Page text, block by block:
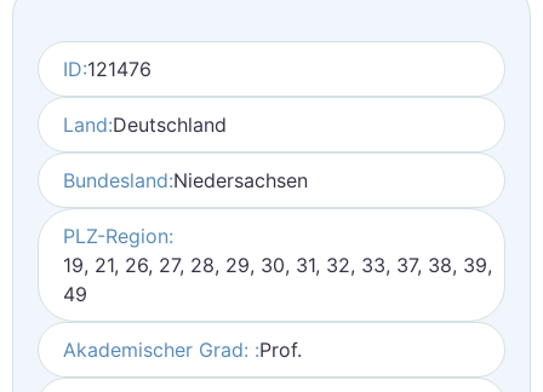
ID:121476
Land:Deutschland
Bundesland:Niedersachsen
PLZ-Region:
19, 21, 26, 27, 28, 29, 30, 31, 32, 33, 37, 38, 39,
49
Akademischer Grad: :Prof.